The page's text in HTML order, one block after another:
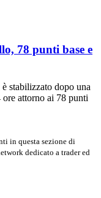
78 punti base e
stabilizzato dopo una
attorno ai 78 punti
in questa sezione di
dedicato a trader ed